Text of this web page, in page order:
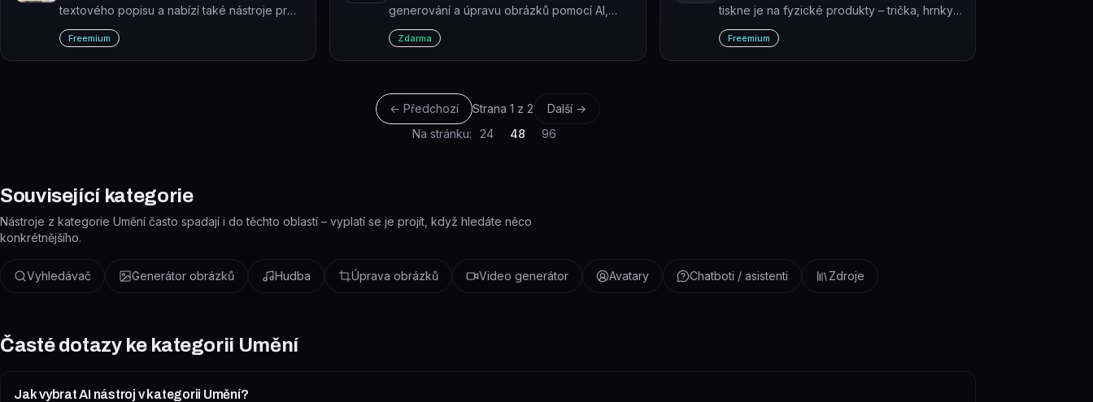
textového popisu a nabízí také nástroje pro
vylepšení kvality fotografií a přístup k
milionům obrázků ve veřejné doméně.
Freemium
generování a úpravu obrázků pomocí AI,
která nevyžaduje znalost kódu.
Zdarma
tiskne je na fyzické produkty – trička, hrnky,
pouzdra na telefony a další merchandise.
Freemium
← Předchozí Strana 1 z 2
Další →
Na stránku:
24 48 96
Související kategorie
Nástroje z kategorie Umění často spadají i do těchto oblastí – vyplatí se je projít, když hledáte něco
konkrétnějšího.
Vyhledávač Generátor obrázků Hudba Úprava obrázků Video generátor Avatary Chatboti / asistenti Zdroje
Časté dotazy ke kategorii Umění
Jak vybrat AI nástroj v kategorii Umění?